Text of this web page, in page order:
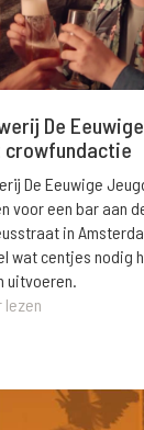
De
De Eeuwige
voor een bar aan
in
wat centjes nodig
uitvoeren.
lezen